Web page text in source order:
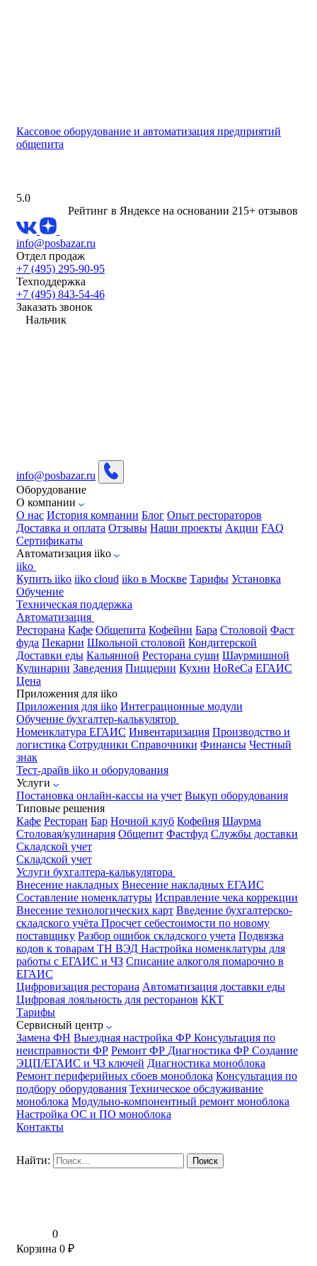
Кассовое оборудование и автоматизация предприятий
общепита
5.0
Рейтинг в Яндексе на основании 215+ отзывов
info@posbazar.ru
Отдел продаж
+7 (495) 295-90-95
Техподдержка
+7 (495) 843-54-46
Заказать звонок
Нальчик
info@posbazar.ru
Оборудование
О компании
О нас История компании Блог Опыт рестораторов
Доставка и оплата Отзывы Наши проекты Акции FAQ
Сертификаты
Автоматизация iiko
iiko
Купить iiko iiko cloud iiko в Москве Тарифы Установка
Обучение
Техническая поддержка
Автоматизация
Ресторана Кафе Общепита Кофейни Бара Столовой Фаст
фуда Пекарни Школьной столовой Кондитерской
Доставки еды Кальянной Ресторана суши Шаурмишной
Кулинарии Заведения Пиццерии Кухни HoReCa ЕГАИС
Цена
Приложения для iiko
Приложения для iiko Интеграционные модули
Обучение бухгалтер-калькулятор
Номенклатура ЕГАИС Инвентаризация Производство и
логистика Сотрудники Справочники Финансы Честный
знак
Тест-драйв iiko и оборудования
Услуги
Постановка онлайн-кассы на учет Выкуп оборудования
Типовые решения
Кафе Ресторан Бар Ночной клуб Кофейня Шаурма
Столовая/кулинария Общепит Фастфуд Службы доставки
Складской учет
Складской учет
Услуги бухгалтера-калькулятора
Внесение накладных Внесение накладных ЕГАИС
Составление номенклатуры Исправление чека коррекции
Внесение технологических карт Введение бухгалтерско-
складского учёта Просчет себестоимости по новому
поставщику Разбор ошибок складского учета Подвязка
кодов к товарам ТН ВЭД Настройка номенклатуры для
работы с ЕГАИС и ЧЗ Списание алкоголя помарочно в
ЕГАИС
Цифровизация ресторана Автоматизация доставки еды
Цифровая лояльность для ресторанов ККТ
Тарифы
Сервисный центр
Замена ФН Выездная настройка ФР Консультация по
неисправности ФР Ремонт ФР Диагностика ФР Создание
ЭЦП/ЕГАИС и ЧЗ ключей Диагностика моноблока
Ремонт периферийных сбоев моноблока Консультация по
подбору оборудования Техническое обслуживание
моноблока Модульно-компонентный ремонт моноблока
Настройка ОС и ПО моноблока
Контакты
Найти:
0
Корзина 0 ₽